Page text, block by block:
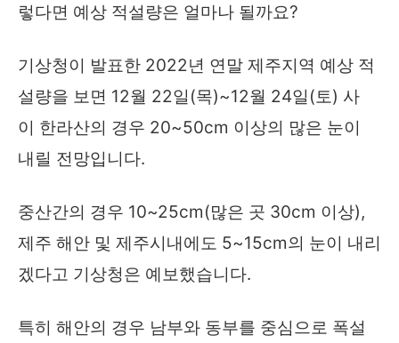
렇다면 예상 적설량은 얼마나 될까요?
기상청이 발표한 2022년 연말 제주지역 예상 적
설량을 보면 12월 22일(목)~12월 24일(토) 사
이 한라산의 경우 20~50cm 이상의 많은 눈이
내릴 전망입니다.
중산간의 경우 10~25cm(많은 곳 30cm 이상),
제주 해안 및 제주시내에도 5~15cm의 눈이 내리
겠다고 기상청은 예보했습니다.
특히 해안의 경우 남부와 동부를 중심으로 폭설